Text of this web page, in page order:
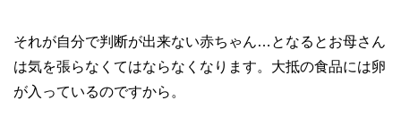
それが自分で判断が出来ない赤ちゃん…となるとお母さん
は気を張らなくてはならなくなります。大抵の食品には卵
が入っているのですから。